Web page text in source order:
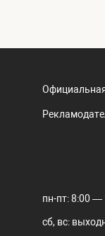
пн-пт: 8:00 —
сб, вс: